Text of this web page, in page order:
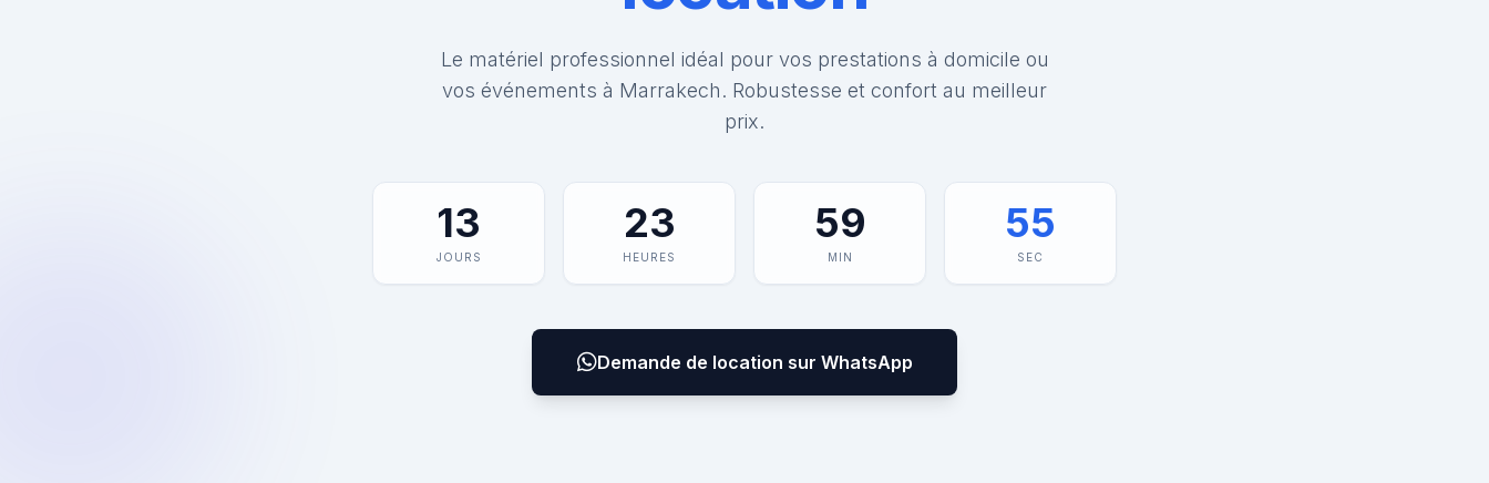
Le matériel professionnel idéal pour vos prestations à domicile ou
vos événements à Marrakech. Robustesse et confort au meilleur
prix.
13
JOURS
23
HEURES
59
MIN
55
SEC
Demande de location sur WhatsApp